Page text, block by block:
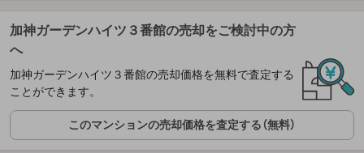
加神ガーデンハイツ３番館の売却をご検討中の方
へ
加神ガーデンハイツ３番館の売却価格を無料で査定する
ことができます。
このマンションの売却価格を査定する（無料）